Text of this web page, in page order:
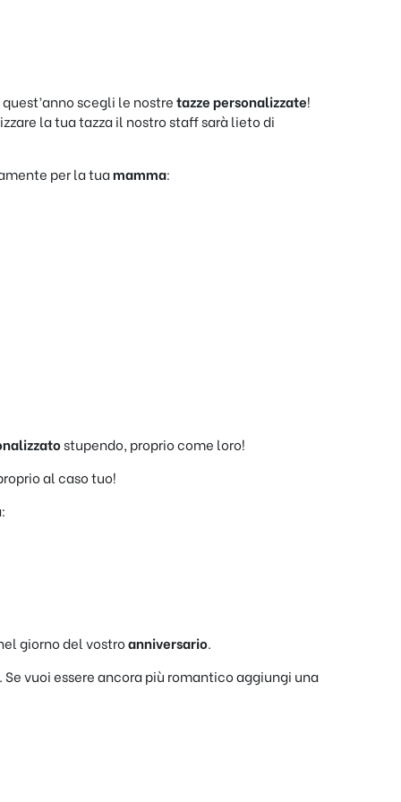
quest’anno scegli le nostretazze personalizzate!
la tua tazza il nostro staff sarà lieto di
per la tuamamma:
stupendo, proprio come loro!
al caso tuo!
giorno del vostroanniversario.
vuoi essere ancora più romantico aggiungi una